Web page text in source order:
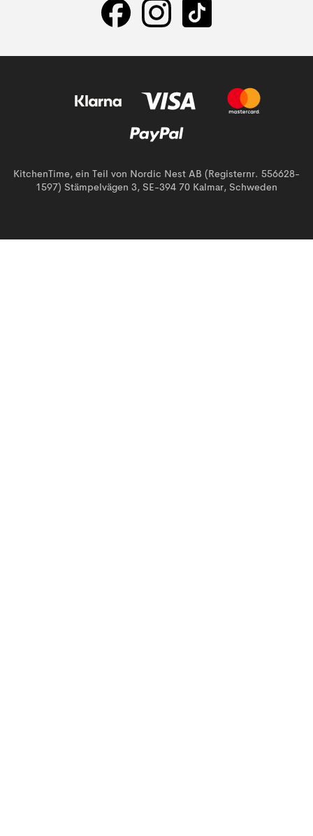
KitchenTime, ein Teil von Nordic Nest AB (Registernr. 556628-
1597) Stämpelvägen 3, SE-394 70 Kalmar, Schweden